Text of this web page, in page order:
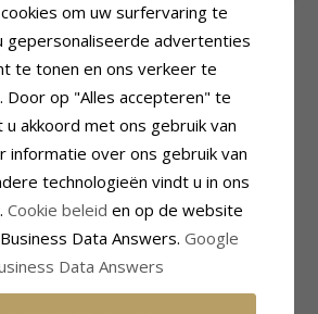
Kranz en Ziegler margriet
emaille
CHANTI prijs
om uw surfervaring te
gepersonaliseerde advertenties
te tonen en ons verkeer te
Door op "Alles accepteren" te
u akkoord met ons gebruik van
informatie over ons gebruik van
technologieën vindt u in ons
Cookie beleid en op de website
Data Answers. Google
Data Answers